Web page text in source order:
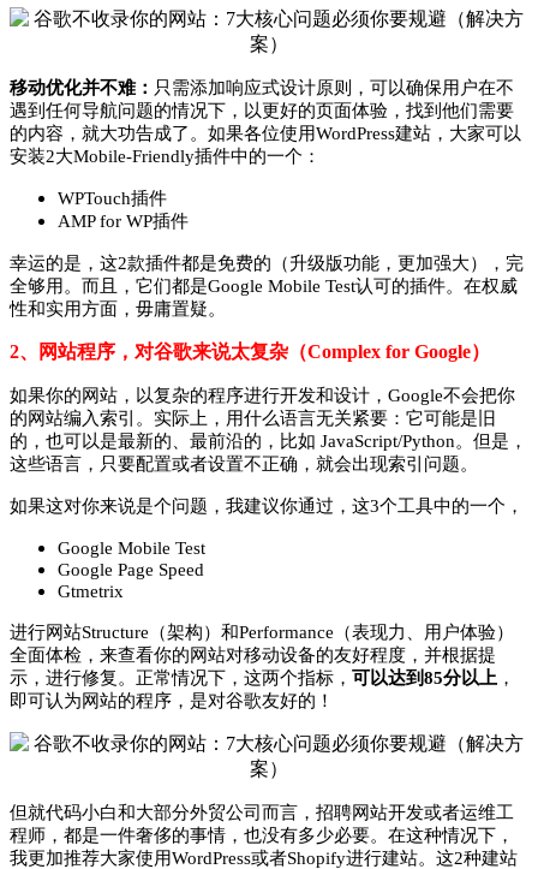
移动优化并不难： 只需添加响应式设计原则，可以确保用户在不
遇到任何导航问题的情况下，以更好的页面体验，找到他们需要
的内容，就大功告成了。如果各位使用WordPress建站，大家可以
安装2大Mobile-Friendly插件中的一个：
WPTouch插件
AMP for WP插件
幸运的是，这2款插件都是免费的（升级版功能，更加强大），完
全够用。而且，它们都是Google Mobile Test认可的插件。在权威
性和实用方面，毋庸置疑。
2、网站程序，对谷歌来说太复杂（Complex for Google）
如果你的网站，以复杂的程序进行开发和设计，Google不会把你
的网站编入索引。实际上，用什么语言无关紧要：它可能是旧
的，也可以是最新的、最前沿的，比如 JavaScript/Python。但是，
这些语言，只要配置或者设置不正确，就会出现索引问题。
如果这对你来说是个问题，我建议你通过，这3个工具中的一个，
Google Mobile Test
Google Page Speed
Gtmetrix
进行网站Structure（架构）和Performance（表现力、用户体验）
全面体检，来查看你的网站对移动设备的友好程度，并根据提
示，进行修复。正常情况下，这两个指标， 可以达到85分以上 ，
即可认为网站的程序，是对谷歌友好的！
但就代码小白和大部分外贸公司而言，招聘网站开发或者运维工
程师，都是一件奢侈的事情，也没有多少必要。在这种情况下，
我更加推荐大家使用WordPress或者Shopify进行建站。这2种建站